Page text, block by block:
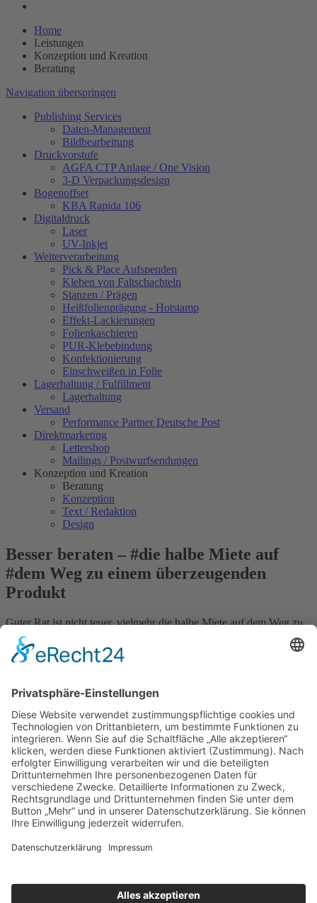
Home
Leistungen
Konzeption und Kreation
Beratung
Navigation überspringen
Publishing Services
Daten-Management
Bildbearbeitung
Druckvorstufe
AGFA CTP Anlage / One Vision
3-D Verpackungsdesign
Bogenoffset
KBA Rapida 106
Digitaldruck
Laser
UV-Inkjet
Weiterverarbeitung
Pick & Place Aufspenden
Kleben von Faltschachteln
Stanzen / Prägen
Heißfolienprägung - Hotstamp
Effekt-Lackierungen
Folienkaschieren
PUR-Klebebindung
Konfektionierung
Einschweißen in Folie
Lagerhaltung / Fulfillment
Lagerhaltung
Versand
Performance Partner Deutsche Post
Direktmarketing
Lettershop
Mailings / Postwurfsendungen
Konzeption und Kreation
Beratung
Konzeption
Text / Redaktion
Design
Besser beraten – #die halbe Miete auf
#dem Weg zu einem überzeugenden
Produkt
Guter Rat ist nicht teuer, vielmehr die halbe Miete auf dem Weg zu
einem Produkt, das am Ende voll und ganz überzeugt. Egal ob eine
Flyer-Aussendung, ein Buchprojekt oder auch komplexere
Vorhaben anstehen, ein gutes Briefing zahlt sich in jedem Fall aus.
Welche technischen oder auch strategischen Möglichkeiten bieten
sich an, um Ihr Vorhaben optimal umzusetzen – termingerecht und
wirtschaftlich? Wir kümmern uns in jedem Fall schon im Vorfeld
darum, was maximal machbar ist und bieten Ihnen dazu die nötigen
Ideen. Kompetent und zuverlässig. Nicht nur, was die Papierqualität,
das Format und die Weiterverarbeitung betrifft.
Navigation überspringen
|
Datenschutz